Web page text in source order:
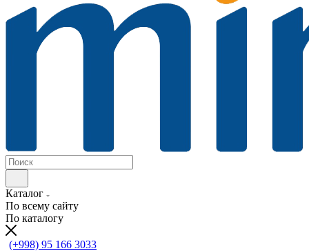
Каталог
По всему сайту
По каталогу
(+998) 95 166 3033